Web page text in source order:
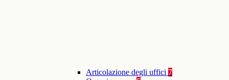
Articolazione degli uffici 7